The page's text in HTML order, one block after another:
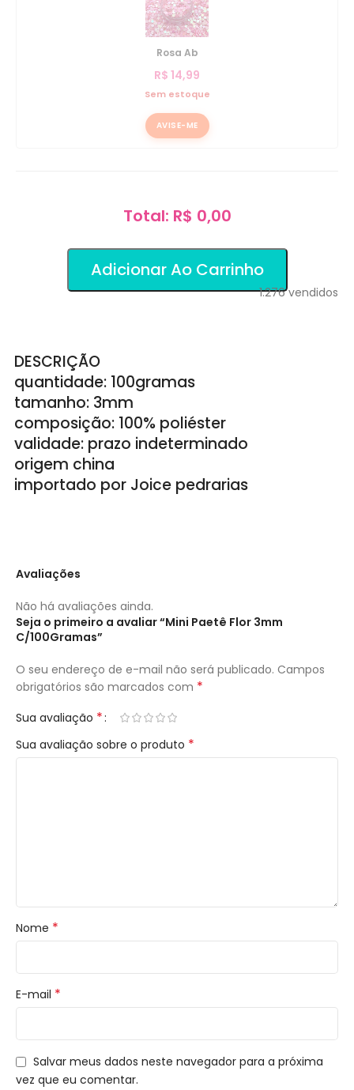
Rosa Ab
R$ 14,99
Sem estoque
AVISE-ME
Total: R$ 0,00
Adicionar Ao Carrinho
1.276vendidos
DESCRIÇÃO
quantidade: 100gramas
tamanho: 3mm
composição: 100% poliéster
validade: prazo indeterminado
origem china
importado por Joice pedrarias
Avaliações
Não há avaliações ainda.
Seja o primeiro a avaliar “Mini Paetê Flor 3mm
C/100Gramas”
O seu endereço de e-mail não será publicado. Campos
obrigatórios são marcados com *
Sua avaliação *
Sua avaliação sobre o produto *
Nome *
E-mail *
Salvar meus dados neste navegador para a próxima
vez que eu comentar.